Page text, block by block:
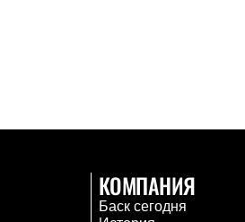
КОМПАНИЯ
Баск сегодня